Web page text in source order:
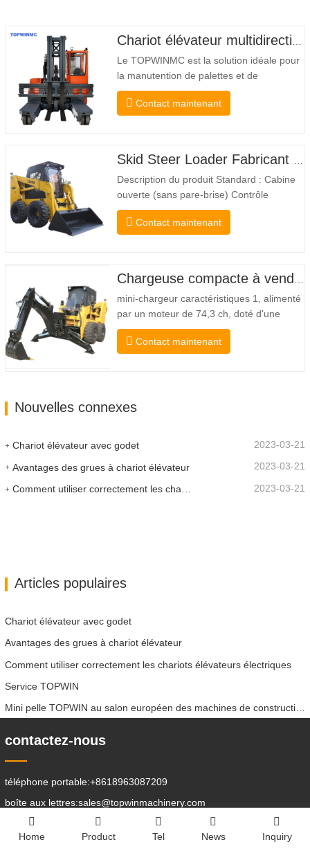
Le TOPWINMC est la solution idéale pour
la manutention de palettes et de
marchandises longues. Véritable chariot
élévateur deux-en-un, il allie les
électrique silencieux et écologique et sa
direction HX 360° innovante…
Contact maintenant
Description du produit Standard : Cabine
ouverte (sans pare-brise) Contrôle
mécanique Attelage rapide et coupleur de
type Bobcat Pompe hydraulique
Système de mise à niveau automatique
Frein hydraulique Godet standard La…
Contact maintenant
mini-chargeur caractéristiques 1, alimenté
par un moteur de 74,3 ch, doté d'une
force d'arrachement de godet
exceptionnelle de 3350 kg et d'une
à haut débit a un débit…
Contact maintenant
Nouvelles connexes
Chariot élévateur avec godet 2023-03-21
Avantages des grues à chariot élévateur 2023-03-21
2023-03-21
Articles populaires
Chariot élévateur avec godet
Avantages des grues à chariot élévateur
Comment utiliser correctement les chariots élévateurs électriques
Service TOPWIN
Mini pelle TOPWIN au salon européen des machines de construction
contactez-nous
téléphone portable:+8618963087209
boîte aux lettres:sales@topwinmachinery.com
boîte aux lettres:
sales2@topwinmachinery.com
Home Product Tel News Inquiry